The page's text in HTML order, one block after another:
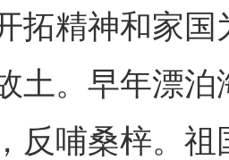
拓精神和家
土。早年漂
反哺桑梓。